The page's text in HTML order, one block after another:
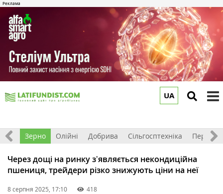
UA
Світ Зерно Олійні Добрива Сільгосптехніка
Через дощі на ринку зʼявляється некондиційна
пшениця, трейдери різко знижують ціни на неї
8 серпня 2025, 17:10 418